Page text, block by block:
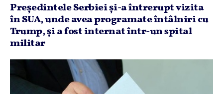
Preşedintele Serbiei şi-a întrerupt vizita
în SUA, unde avea programate întâlniri cu
Trump, şi a fost internat într-un spital
militar